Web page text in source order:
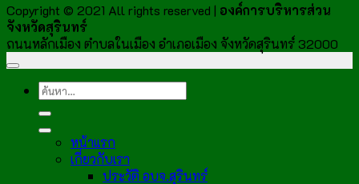
Copyright © 2021 All rights reserved | องค์การบริหารส่วน
จังหวัดสุรินทร์
ถนนหลักเมือง ตำบลในเมือง อำเภอเมือง จังหวัดสุรินทร์ 32000
หน้าแรก
เกี่ยวกับเรา
ประวัติ อบจ.สุรินทร์